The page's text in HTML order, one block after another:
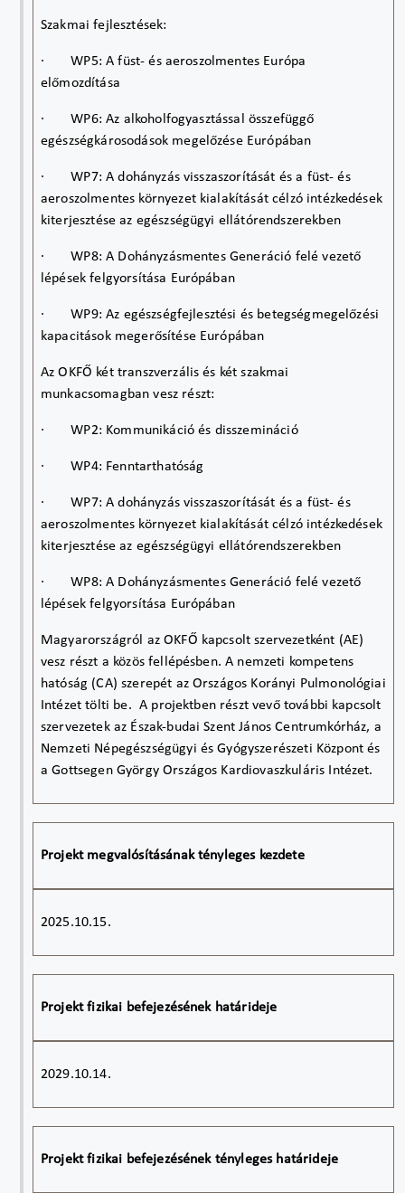
Szakmai fejlesztések:
·WP5: A füst- és aeroszolmentes Európa
előmozdítása
·WP6:Az alkoholfogyasztással összefüggő
egészségkárosodások megelőzése Európában
·WP7:A dohányzás visszaszorítását és a füst- és
aeroszolmentes környezet kialakítását célzó intézkedések
kiterjesztése az egészségügyi ellátórendszerekben
·WP8:A Dohányzásmentes Generáció felé vezető
lépések felgyorsítása Európában
·WP9: Az egészségfejlesztési és betegségmegelőzési
kapacitások megerősítése Európában
Az OKFŐ két transzverzális és két szakmai
munkacsomagban vesz részt:
·WP2: Kommunikáció és disszemináció
·WP4: Fenntarthatóság
·WP7: A dohányzás visszaszorítását és a füst- és
aeroszolmentes környezet kialakítását célzó intézkedések
kiterjesztése az egészségügyi ellátórendszerekben
·WP8: A Dohányzásmentes Generáció felé vezető
lépések felgyorsítása Európában
Magyarországról az OKFŐ kapcsolt szervezetként (AE)
vesz részt a közös fellépésben. A nemzeti kompetens
hatóság (CA) szerepét az Országos Korányi Pulmonológiai
Intézet tölti be. A projektben részt vevő további kapcsolt
szervezetek az Észak-budai Szent János Centrumkórház, a
Nemzeti Népegészségügyi és Gyógyszerészeti Központ és
a Gottsegen György Országos Kardiovaszkuláris Intézet.
Projekt megvalósításának tényleges kezdete
2025.10.15.
Projekt fizikai befejezésének határideje
2029.10.14.
Projekt fizikai befejezésének tényleges határideje